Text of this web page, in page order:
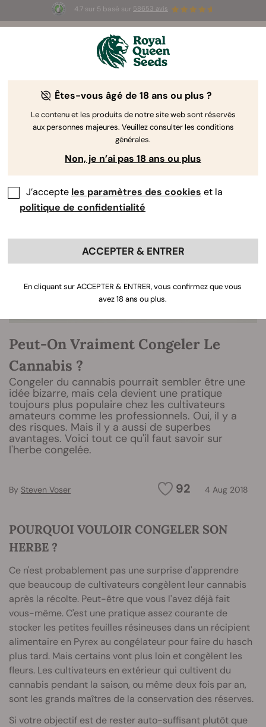
4.7 sur 5 basé sur 58653 avis
☀️ Summer Sales : jusqu'à -50 % sur
certains produits ! ⏤
The RQS Blog
Articles Cannabis Lifestyle
Peut-On Vraiment Congeler Le
Cannabis ?
Congeler du cannabis pourrait sembler être une
idée bizarre, mais cela devient une pratique
toujours plus populaire chez les cultivateurs
amateurs comme les professionnels. Oui, il y a
des risques. Mais il y a aussi de superbes
avantages. Voici tout ce qu'il faut savoir sur
l'herbe congelée.
92 4 Aug 2018
By Steven Voser
POURQUOI VOULOIR CONGELER SON
HERBE ?
Ce n'est probablement pas une surprise d'apprendre
que beaucoup de cultivateurs congèlent leur cannabis
après la récolte. Peut-être que vous l'avez déjà fait
vous-même. C'est une pratique assez courante de
stocker les petites feuilles résineuses dans un récipient
alimentaire en Pyrex au congélateur pour faire du hasch
plus tard. Mais certains vont plus loin et congèlent les
fleurs. Les cultivateurs en extérieur qui cultivent du
cannabis pendant la saison, ou même deux fois par an,
sont les grands maîtres de la conservation des réserves.
Si votre objectif est de rester auto-suffisant plutôt que
Êtes-vous âgé de 18 ans ou plus ?
Le contenu et les produits de notre site web sont réservés
aux personnes majeures. Veuillez consulter les conditions
générales.
Non, je n’ai pas 18 ans ou plus
J’accepte les paramètres des cookies et la
politique de confidentialité
ACCEPTER & ENTRER
En cliquant sur ACCEPTER & ENTRER, vous confirmez que vous
avez 18 ans ou plus.